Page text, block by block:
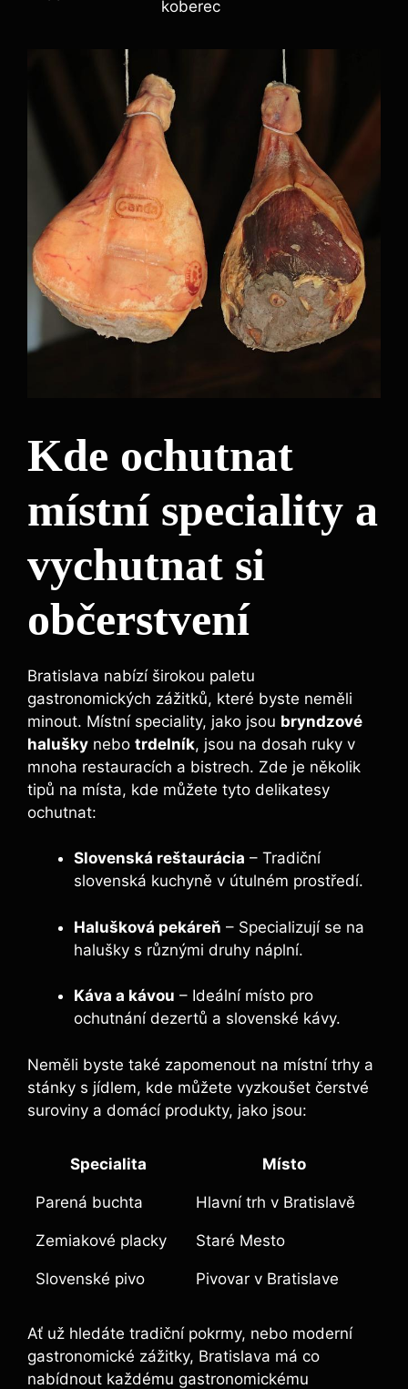
koberec
Kde ochutnat
místní speciality a
vychutnat si
občerstvení
Bratislava nabízí širokou paletu
gastronomických zážitků, které byste neměli
minout. Místní speciality, jako jsou bryndzové
halušky nebo trdelník, jsou na dosah ruky v
mnoha restauracích a bistrech. Zde je několik
tipů na místa, kde můžete tyto delikatesy
ochutnat:
Slovenská reštaurácia – Tradiční
slovenská kuchyně v útulném prostředí.
Halušková pekáreň – Specializují se na
halušky s různými druhy náplní.
Káva a kávou – Ideální místo pro
ochutnání dezertů a slovenské kávy.
Neměli byste také zapomenout na místní trhy a
stánky s jídlem, kde můžete vyzkoušet čerstvé
suroviny a domácí produkty, jako jsou:
Specialita Místo
Parená buchta Hlavní trh v Bratislavě
Zemiakové placky Staré Mesto
Slovenské pivo Pivovar v Bratislave
Ať už hledáte tradiční pokrmy, nebo moderní
gastronomické zážitky, Bratislava má co
nabídnout každému gastronomickému